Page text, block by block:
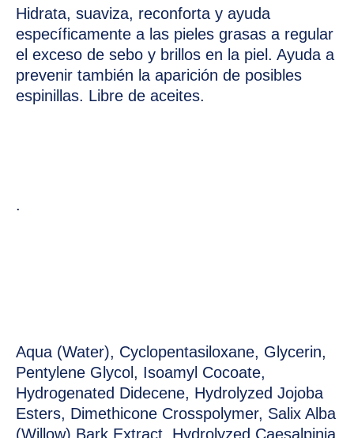
Hidrata, suaviza, reconforta y ayuda
específicamente a las pieles grasas a regular
el exceso de sebo y brillos en la piel. Ayuda a
prevenir también la aparición de posibles
espinillas. Libre de aceites.
.
Aqua (Water), Cyclopentasiloxane, Glycerin,
Pentylene Glycol, Isoamyl Cocoate,
Hydrogenated Didecene, Hydrolyzed Jojoba
Esters, Dimethicone Crosspolymer, Salix Alba
(Willow) Bark Extract, Hydrolyzed Caesalpinia